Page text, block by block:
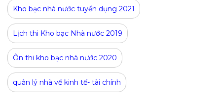
Kho bạc nhà nước tuyển dụng 2021
Lịch thi Kho bạc Nhà nước 2019
Ôn thi kho bạc nhà nước 2020
quản lý nhà về kinh tế- tài chính